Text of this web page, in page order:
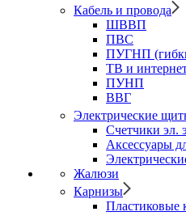
Кабель и провода
ШВВП
ПВС
ПУГНП
ТВ и
ПУНП
ВВГ
Электрические
Счетчики эл.
Аксессуары
Жалюзи
Карнизы
Пластиковые